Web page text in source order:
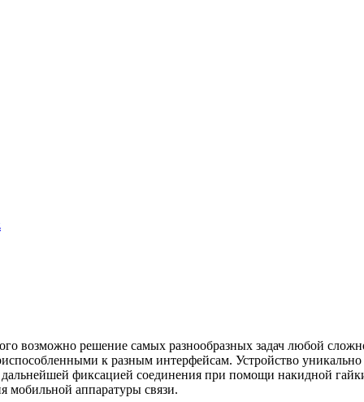
возможно решение самых разнообразных задач любой
к разным интерфейсам. Устройство
дальнейшей фиксацией соединения при помощи накидной
мобильной аппаратуры связи.